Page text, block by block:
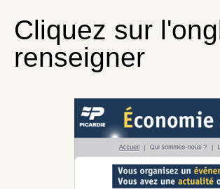
Cliquez sur
renseigner